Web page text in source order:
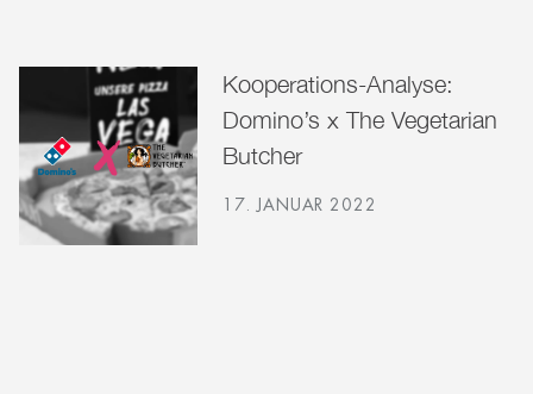
Kooperations-Analyse:
Domino’s x The Vegetarian
Butcher
17. JANUAR 2022